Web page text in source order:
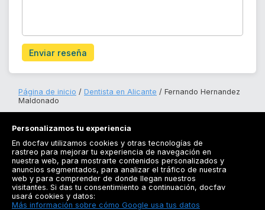
Enviar reseña
Página de inicio Dentista en Alicante
Fernando Hernandez
Maldonado
Registrarse
Docfav
Personalizamos tu experiencia
En docfav utilizamos cookies y otras tecnologías de
rastreo para mejorar tu experiencia de navegación en
nuestra web, para mostrarte contenidos personalizados y
anuncios segmentados, para analizar el tráfico de nuestra
web y para comprender de donde llegan nuestros
visitantes. Si das tu consentimiento a continuación, docfav
usará cookies y datos:
Más información sobre cómo Google usa tus datos